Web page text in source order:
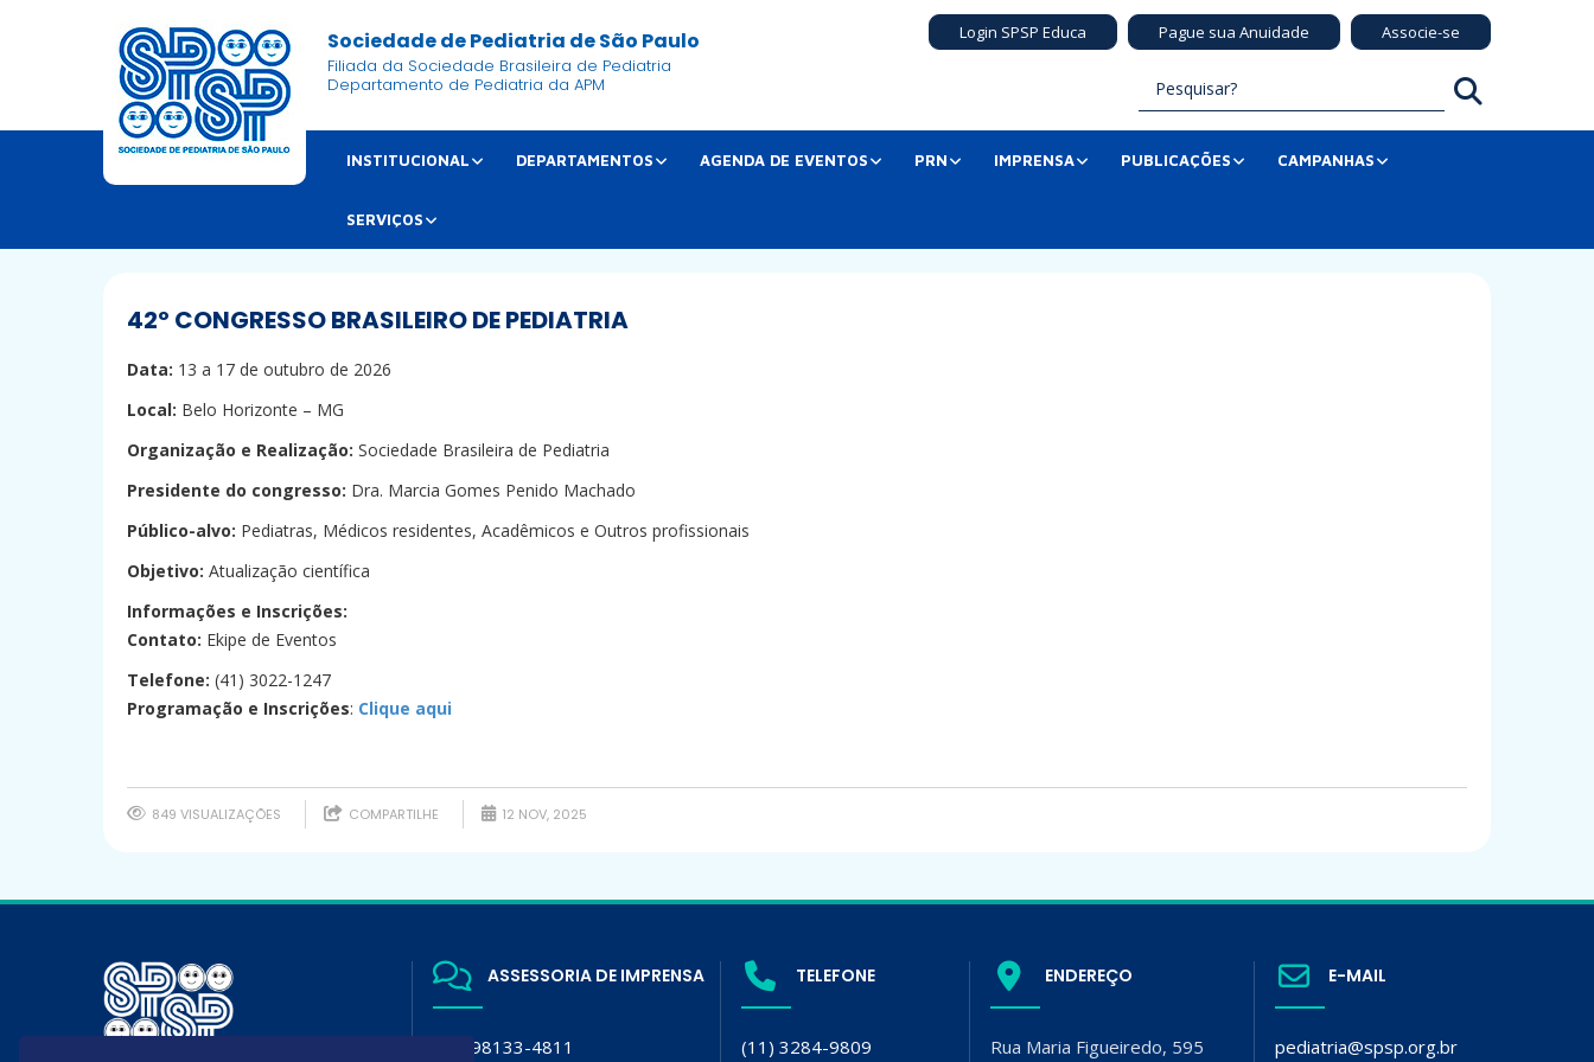
Sociedade de Pediatria de São Paulo
Filiada da Sociedade Brasileira de Pediatria
Departamento de Pediatria da APM
Login SPSP Educa Pague sua Anuidade Associe-se
INSTITUCIONAL DEPARTAMENTOS AGENDA DE EVENTOS PRN IMPRENSA PUBLICAÇÕES CAMPANHAS
SERVIÇOS
42º CONGRESSO BRASILEIRO DE PEDIATRIA
Data: 13 a 17 de outubro de 2026
Local: Belo Horizonte – MG
Organização e Realização: Sociedade Brasileira de Pediatria
Presidente do congresso: Dra. Marcia Gomes Penido Machado
Público-alvo: Pediatras, Médicos residentes, Acadêmicos e Outros profissionais
Objetivo: Atualização científica
Informações e Inscrições:
Contato: Ekipe de Eventos
Telefone: (41) 3022-1247
Programação e Inscrições: Clique aqui
849 VISUALIZAÇÕES COMPARTILHE 12 NOV, 2025
ASSESSORIA DE IMPRENSA
(11) 98133-4811
TELEFONE
(11) 3284-9809
ENDEREÇO
Rua Maria Figueiredo, 595
E-MAIL
pediatria@spsp.org.br